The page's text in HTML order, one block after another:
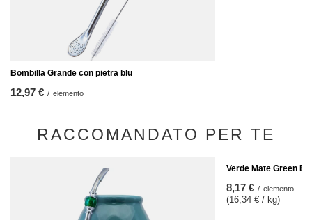
Bombilla Grande con pietra blu
12,97 € / elemento
RACCOMANDATO PER TE
Verde Mate Green
8,17 € / elemento
(16,34 € / kg)